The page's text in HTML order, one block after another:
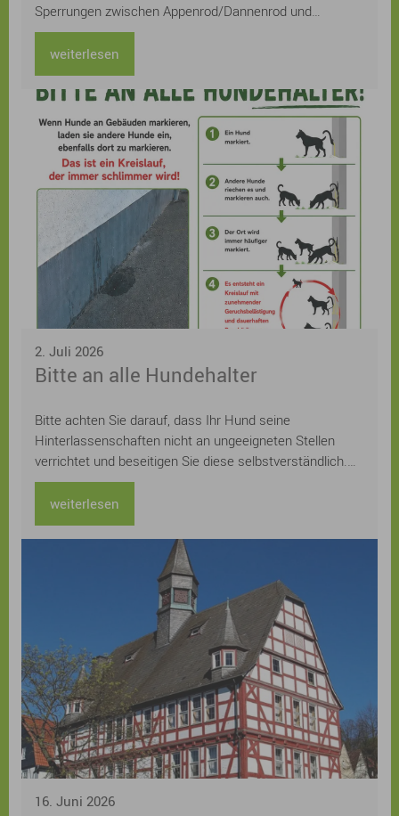
Sperrungen zwischen Appenrod/Dannenrod und
Maulbach
weiterlesen
2. Juli 2026
Bitte an alle Hundehalter
Bitte achten Sie darauf, dass Ihr Hund seine
Hinterlassenschaften nicht an ungeeigneten Stellen
verrichtet und beseitigen Sie diese selbstverständlich.
Mit einem verantwortungsvollen Verhalten leisten Sie
einen wichtigen Beitrag zu einem sauberen und
angenehmen Ortsbild – zum Wohl aller.
weiterlesen
16. Juni 2026